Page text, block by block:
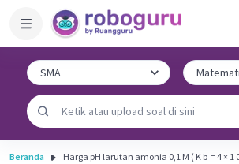
Beranda Harga pH larutan amonia 0,1 M ( K b ​ = 4 × 1